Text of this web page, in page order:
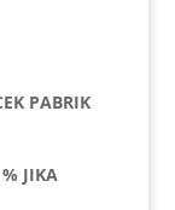
PABRIK
JIKA